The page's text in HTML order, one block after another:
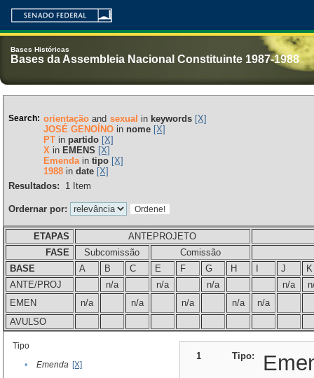
Bases Históricas
Bases da Assembleia Nacional Constituinte 1987-1988
Search: orientaçãoand sexual in keywords [X]
JOSÉ GENOÍNOin nome [X]
PTin partido [X]
Xin EMENS [X]
Emendain tipo [X]
1988in date [X]
Resultados:
1Item
Ordernar por:
ETAPAS
ANTEPROJETO
FASE
Subcomissão
Comissão
BASE
A B C E F G H J
K
ANTE/PROJ
n/a n/a n/a n/a
EMEN
n/a n/a n/a n/a
n/a
AVULSO
Tipo
•
Emenda [X]
1 Tipo: